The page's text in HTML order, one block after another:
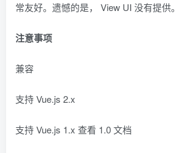
常友好。遗憾的是， View UI 没有提供。
注意事项
兼容
支持 Vue.js 2.x
支持 Vue.js 1.x 查看 1.0 文档